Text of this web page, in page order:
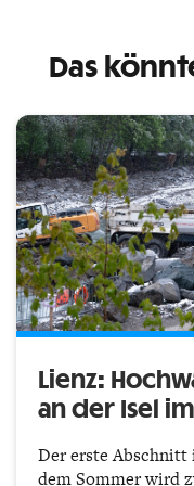
Das
Lienz:
an der Isel
Der erste
dem Sommer wird